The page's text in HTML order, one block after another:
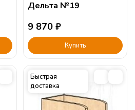
Дельта №19
9 870 ₽
Купить
Быстрая
доставка